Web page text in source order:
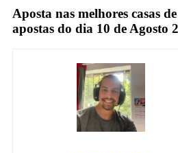
Aposta nas melhores casas de
apostas do dia 10 de Agosto